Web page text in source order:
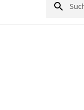
Suche